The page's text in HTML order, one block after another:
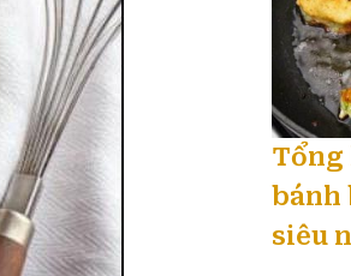
Tổng
bánh
siêu